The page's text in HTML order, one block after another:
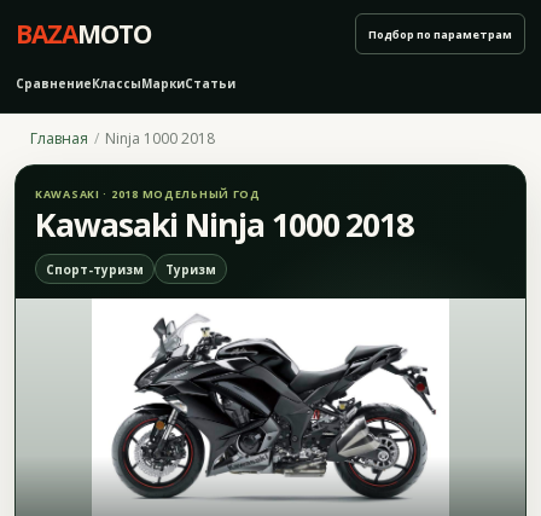
BAZAMOTO
СравнениеКлассыМаркиСтатьи
Подбор по параметрам
Главная Ninja 1000 2018
KAWASAKI · 2018 МОДЕЛЬНЫЙ ГОД
Kawasaki Ninja 1000 2018
Спорт-туризм Туризм